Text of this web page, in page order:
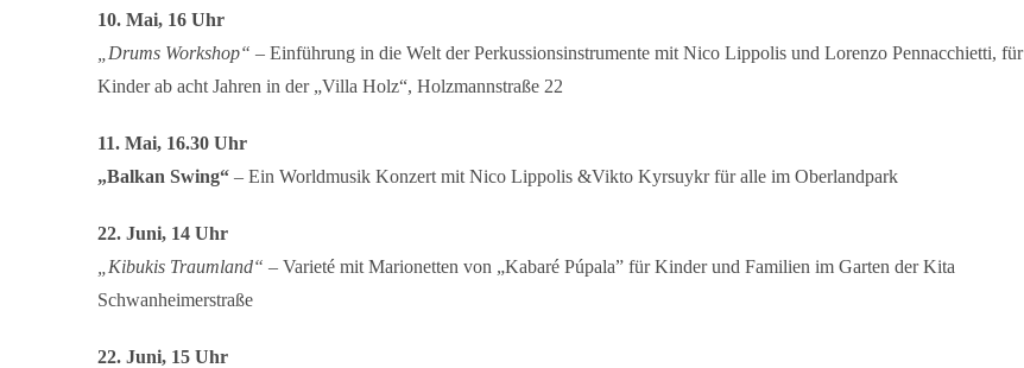
10. Mai, 16 Uhr
„Drums Workshop“ – Einführung in die Welt der Perkussionsinstrumente mit Nico Lippolis und Lorenzo Pennacchietti, für
Kinder ab acht Jahren in der „Villa Holz“, Holzmannstraße 22
11. Mai, 16.30 Uhr
„Balkan Swing“ – Ein Worldmusik Konzert mit Nico Lippolis &Vikto Kyrsuykr für alle im Oberlandpark
22. Juni, 14 Uhr
„Kibukis Traumland“ – Varieté mit Marionetten von „Kabaré Púpala” für Kinder und Familien im Garten der Kita
Schwanheimerstraße
22. Juni, 15 Uhr